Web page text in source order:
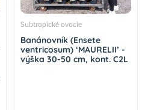
Subtropické ovocie
Banánovník (Ensete
ventricosum) ‘MAURELII’ -
výška 30-50 cm, kont. C2L